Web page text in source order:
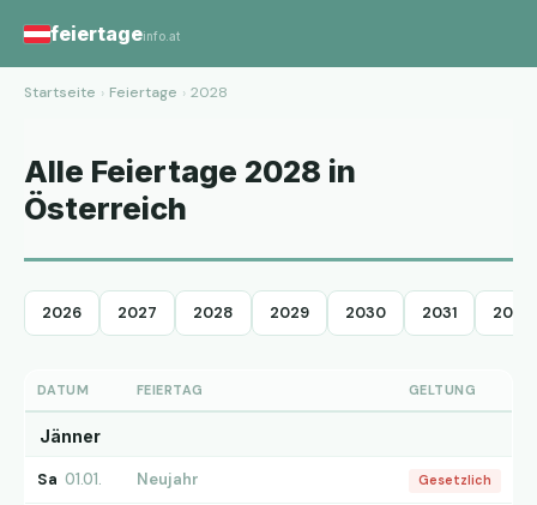
feiertageinfo.at
Startseite › Feiertage › 2028
Alle Feiertage 2028 in
Österreich
2026 2027 2028 2029 2030 2031 2032
DATUM FEIERTAG GELTUNG
Jänner
Sa 01.01. Neujahr Gesetzlich